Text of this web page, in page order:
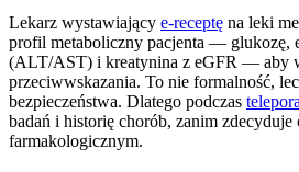
Lekarz wystawiający e-receptę na leki
profil metaboliczny pacjenta — glukozę,
(ALT/AST) i kreatynina z eGFR — aby
przeciwwskazania. To nie formalność,
bezpieczeństwa. Dlatego podczas
badań i historię chorób, zanim zdecyduje
farmakologicznym.